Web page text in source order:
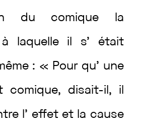
du comique la
à laquelle il s’ était
: « Pour qu’ une
comique, disait-il , il
l’ effet et la cause